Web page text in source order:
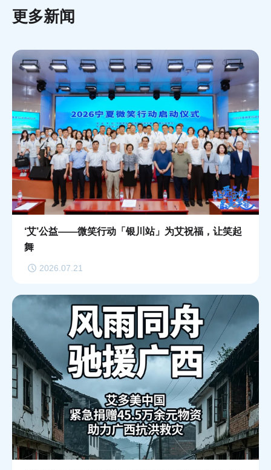
更多新闻
‘艾’公益——微笑行动「银川站」为艾祝福，让笑起
舞
2026.07.21